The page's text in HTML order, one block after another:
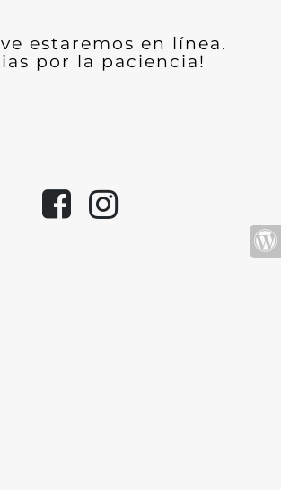
estaremos en línea.
por la paciencia!